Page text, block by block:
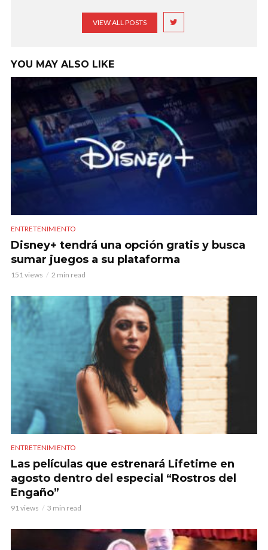
VIEW ALL POSTS
YOU MAY ALSO LIKE
ENTRETENIMIENTO
Disney+ tendrá una opción gratis y busca
sumar juegos a su plataforma
151 views 2 min read
ENTRETENIMIENTO
Las películas que estrenará Lifetime en
agosto dentro del especial “Rostros del
Engaño”
91 views 3 min read